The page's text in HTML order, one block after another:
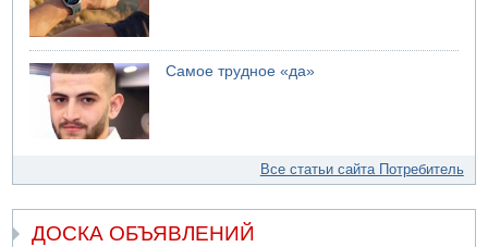
Самое трудное «да»
Все статьи сайта Потребитель
ДОСКА ОБЪЯВЛЕНИЙ